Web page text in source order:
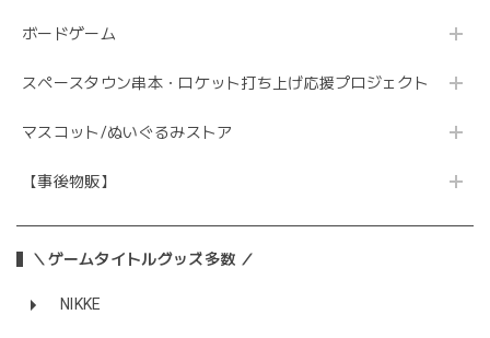
ボードゲーム
スペースタウン串本・ロケット打ち上げ応援プロジェクト
マスコット/ぬいぐるみストア
【事後物販】
＼ゲームタイトルグッズ多数 ／
NIKKE